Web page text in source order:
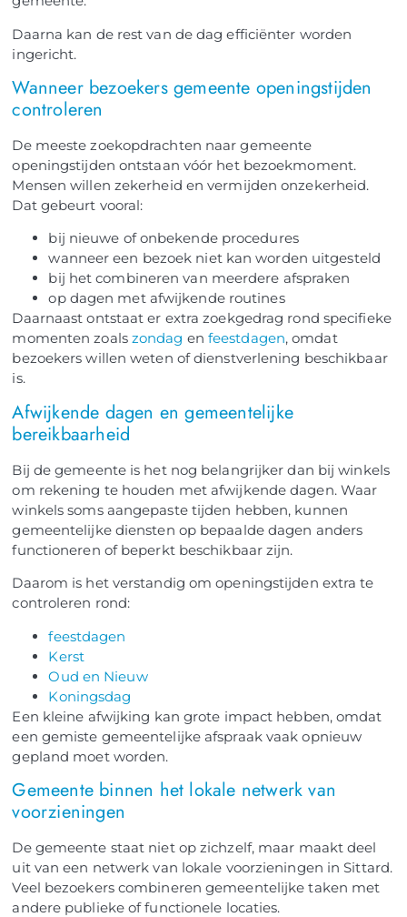
Daarna kan de rest van de dag efficiënter worden
ingericht.
Wanneer bezoekers gemeente openingstijden
controleren
De meeste zoekopdrachten naar gemeente
openingstijden ontstaan vóór het bezoekmoment.
Mensen willen zekerheid en vermijden onzekerheid.
Dat gebeurt vooral:
bij nieuwe of onbekende procedures
wanneer een bezoek niet kan worden uitgesteld
bij het combineren van meerdere afspraken
op dagen met afwijkende routines
Daarnaast ontstaat er extra zoekgedrag rond specifieke
momenten zoals zondag en feestdagen, omdat
bezoekers willen weten of dienstverlening beschikbaar
is.
Afwijkende dagen en gemeentelijke
bereikbaarheid
Bij de gemeente is het nog belangrijker dan bij winkels
om rekening te houden met afwijkende dagen. Waar
winkels soms aangepaste tijden hebben, kunnen
gemeentelijke diensten op bepaalde dagen anders
functioneren of beperkt beschikbaar zijn.
Daarom is het verstandig om openingstijden extra te
controleren rond:
feestdagen
Kerst
Oud en Nieuw
Koningsdag
Een kleine afwijking kan grote impact hebben, omdat
een gemiste gemeentelijke afspraak vaak opnieuw
gepland moet worden.
Gemeente binnen het lokale netwerk van
voorzieningen
De gemeente staat niet op zichzelf, maar maakt deel
uit van een netwerk van lokale voorzieningen in Sittard.
Veel bezoekers combineren gemeentelijke taken met
andere publieke of functionele locaties.